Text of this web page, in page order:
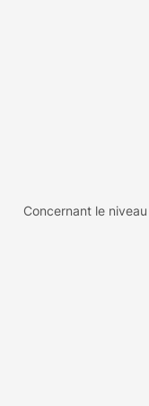
Concernant le